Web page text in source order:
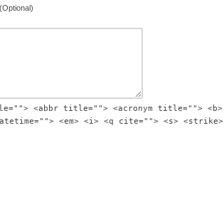
(Optional)
<abbr title=""> <acronym title=""> <b>
<em> <i> <q cite=""> <s> <strike>